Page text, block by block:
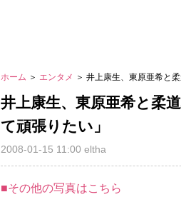
ホーム ＞ エンタメ ＞ 井上康生、東原亜希と
井上康生、東原亜希と柔
て頑張りたい」
2008-01-15 11:00 eltha
■その他の写真はこちら